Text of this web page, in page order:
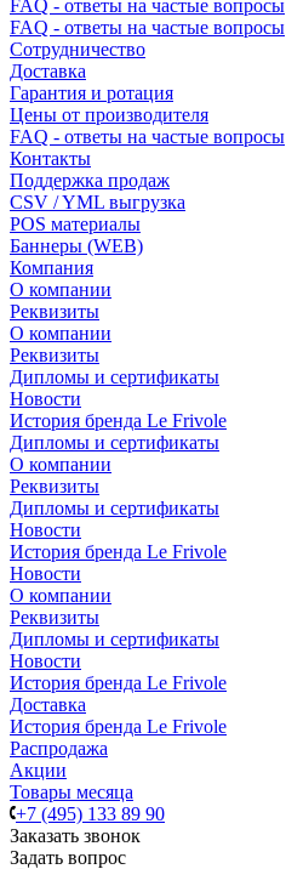
FAQ - ответы на частые вопросы
FAQ - ответы на частые вопросы
Сотрудничество
Доставка
Гарантия и ротация
Цены от производителя
FAQ - ответы на частые вопросы
Контакты
Поддержка продаж
CSV / YML выгрузка
POS материалы
Баннеры (WEB)
Компания
О компании
Реквизиты
О компании
Реквизиты
Дипломы и сертификаты
Новости
История бренда Le Frivole
Дипломы и сертификаты
О компании
Реквизиты
Дипломы и сертификаты
Новости
История бренда Le Frivole
Новости
О компании
Реквизиты
Дипломы и сертификаты
Новости
История бренда Le Frivole
Доставка
История бренда Le Frivole
Распродажа
Акции
Товары месяца
+7 (495) 133 89 90
Заказать звонок
Задать вопрос